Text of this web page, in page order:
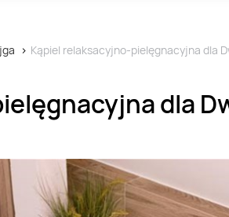
Kąpiel relaksacyjno-pielęgnacyjna dla
dla